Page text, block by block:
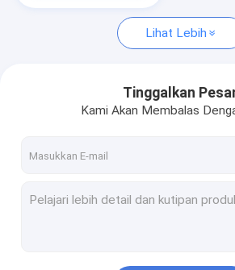
Penghangat Botol Bayi Portabel
Penghangat Botol Kontrol Suhu
Botol Bayi Flip Cap
Lihat Lebih
Tinggalkan
Kami Akan Membalas